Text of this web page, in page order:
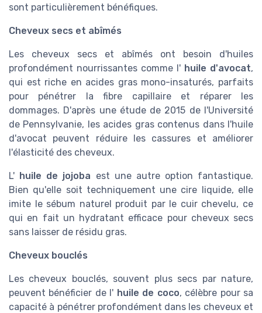
sont particulièrement bénéfiques.
Cheveux secs et abîmés
Les cheveux secs et abîmés ont besoin d'huiles
profondément nourrissantes comme l' huile d'avocat,
qui est riche en acides gras mono-insaturés, parfaits
pour pénétrer la fibre capillaire et réparer les
dommages. D'après une étude de 2015 de l'Université
de Pennsylvanie, les acides gras contenus dans l'huile
d'avocat peuvent réduire les cassures et améliorer
l'élasticité des cheveux.
L' huile de jojoba est une autre option fantastique.
Bien qu'elle soit techniquement une cire liquide, elle
imite le sébum naturel produit par le cuir chevelu, ce
qui en fait un hydratant efficace pour cheveux secs
sans laisser de résidu gras.
Cheveux bouclés
Les cheveux bouclés, souvent plus secs par nature,
peuvent bénéficier de l' huile de coco, célèbre pour sa
capacité à pénétrer profondément dans les cheveux et